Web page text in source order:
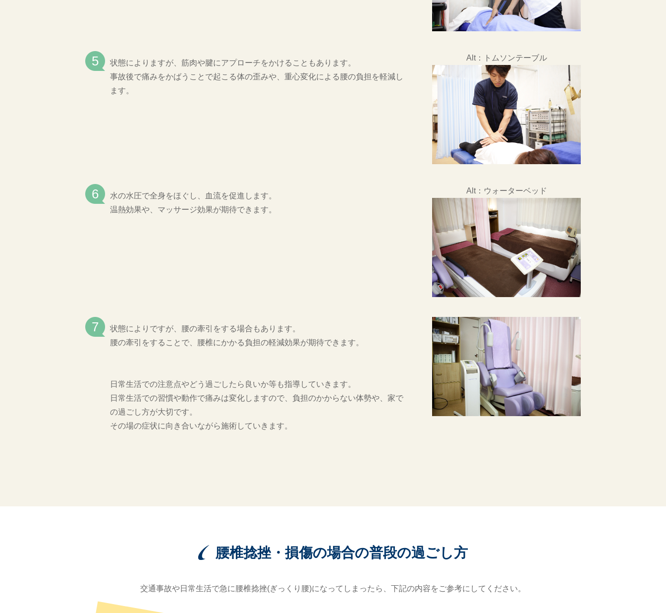
Alt：トムソンテーブル
状態によりますが、筋肉や腱にアプローチをかけることもあります。
事故後で痛みをかばうことで起こる体の歪みや、重心変化による腰の負担を軽減し
ます。
Alt：ウォーターベッド
水の水圧で全身をほぐし、血流を促進します。
温熱効果や、マッサージ効果が期待できます。
状態によりですが、腰の牽引をする場合もあります。
腰の牽引をすることで、腰椎にかかる負担の軽減効果が期待できます。
日常生活での注意点やどう過ごしたら良いか等も指導していきます。
日常生活での習慣や動作で痛みは変化しますので、負担のかからない体勢や、家で
の過ごし方が大切です。
その場の症状に向き合いながら施術していきます。
腰椎捻挫・損傷の場合の普段の過ごし方
交通事故や日常生活で急に腰椎捻挫(ぎっくり腰)になってしまったら、下記の内容をご参考にしてください。